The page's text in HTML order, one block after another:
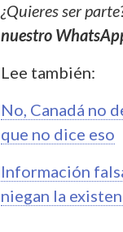
¿Quieres ser
nuestro
Lee también:
No, Canadá no
que no dice eso
Información
niegan la